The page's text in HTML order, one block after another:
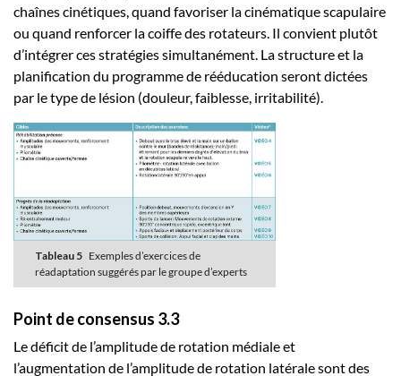
chaînes cinétiques, quand favoriser la cinématique scapulaire
ou quand renforcer la coiffe des rotateurs. Il convient plutôt
d’intégrer ces stratégies simultanément. La structure et la
planification du programme de rééducation seront dictées
par le type de lésion (douleur, faiblesse, irritabilité).
Tableau 5 Exemples d’exercices de
réadaptation suggérés par le groupe d’experts
Point de consensus 3.3
Le déficit de l’amplitude de rotation médiale et
l’augmentation de l’amplitude de rotation latérale sont des